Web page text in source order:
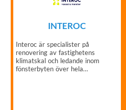
INTEROC
Interoc är specialister på
renovering av fastighetens
klimatskal och ledande inom
fönsterbyten över hela